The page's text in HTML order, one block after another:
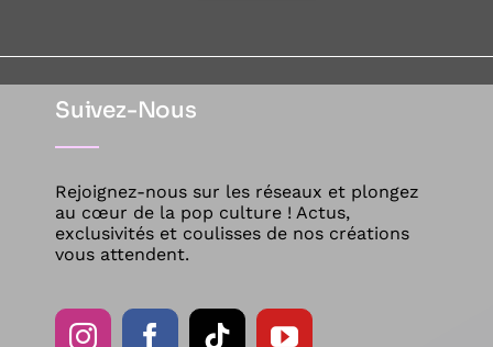
Suivez-Nous
Rejoignez-nous sur les réseaux et plongez
au cœur de la pop culture ! Actus,
exclusivités et coulisses de nos créations
vous attendent.